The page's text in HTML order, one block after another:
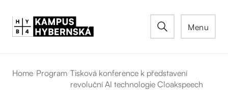
Menu
Home/Program/Tisková konference k představení
revoluční AI technologie Cloakspeech